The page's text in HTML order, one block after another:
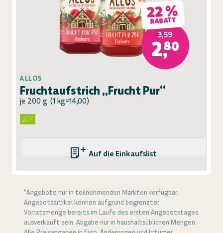
22 %
RABATT
3,59
2,80
ALLOS
Fruchtaufstrich „Frucht Pur“
je 200 g (1 kg=14,00)
Auf die Einkaufsliste
*Angebote nur in teilnehmenden Märkten verfügbar.
Angebotsartikel können aufgrund begrenzter
Vorratsmenge bereits im Laufe des ersten Angebotstages
ausverkauft sein. Abgabe nur in haushaltsüblichen Mengen.